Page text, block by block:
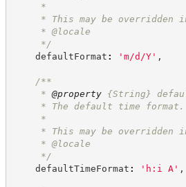
*
* This may be overridden
* @locale
*/
defaultFormat : ' m/d/Y' ,
/**
* @property {String}
* The default time format.
*
* This may be overridden
* @locale
*/
defaultTimeFormat : ' h:i A' ,